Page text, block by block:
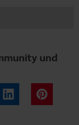
und
LinkedIn